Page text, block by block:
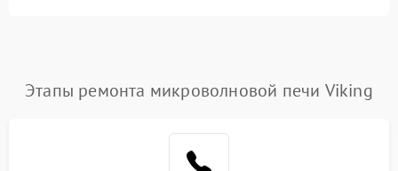
Этапы ремонта микроволновой печи Viking